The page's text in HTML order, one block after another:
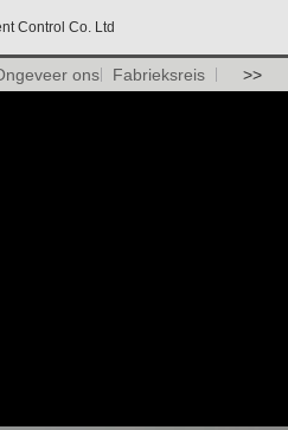
Control Co. Ltd
ons Fabrieksreis >>